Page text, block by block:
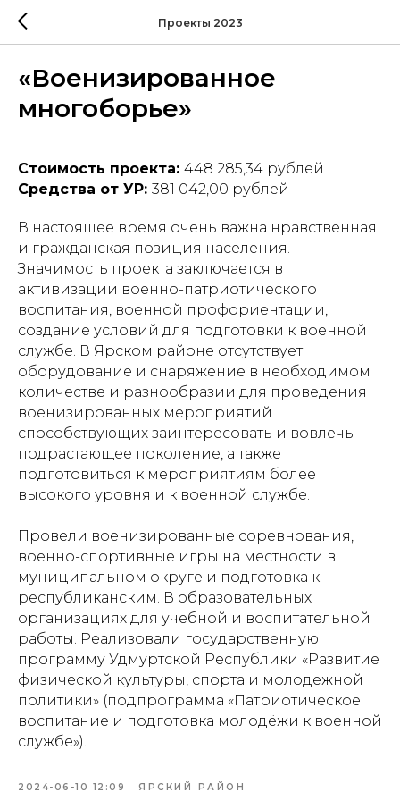
Проекты 2023
«Военизированное
многоборье»
Стоимость проекта: 448 285,34 рублей
Средства от УР: 381 042,00 рублей
В настоящее время очень важна нравственная
и гражданская позиция населения.
Значимость проекта заключается в
активизации военно-патриотического
воспитания, военной профориентации,
создание условий для подготовки к военной
службе. В Ярском районе отсутствует
оборудование и снаряжение в необходимом
количестве и разнообразии для проведения
военизированных мероприятий
способствующих заинтересовать и вовлечь
подрастающее поколение, а также
подготовиться к мероприятиям более
высокого уровня и к военной службе.
Провели военизированные соревнования,
военно-спортивные игры на местности в
муниципальном округе и подготовка к
республиканским. В образовательных
организациях для учебной и воспитательной
работы. Реализовали государственную
программу Удмуртской Республики «Развитие
физической культуры, спорта и молодежной
политики» (подпрограмма «Патриотическое
воспитание и подготовка молодёжи к военной
службе»).
2024-06-10 12:09 ЯРСКИЙ РАЙОН